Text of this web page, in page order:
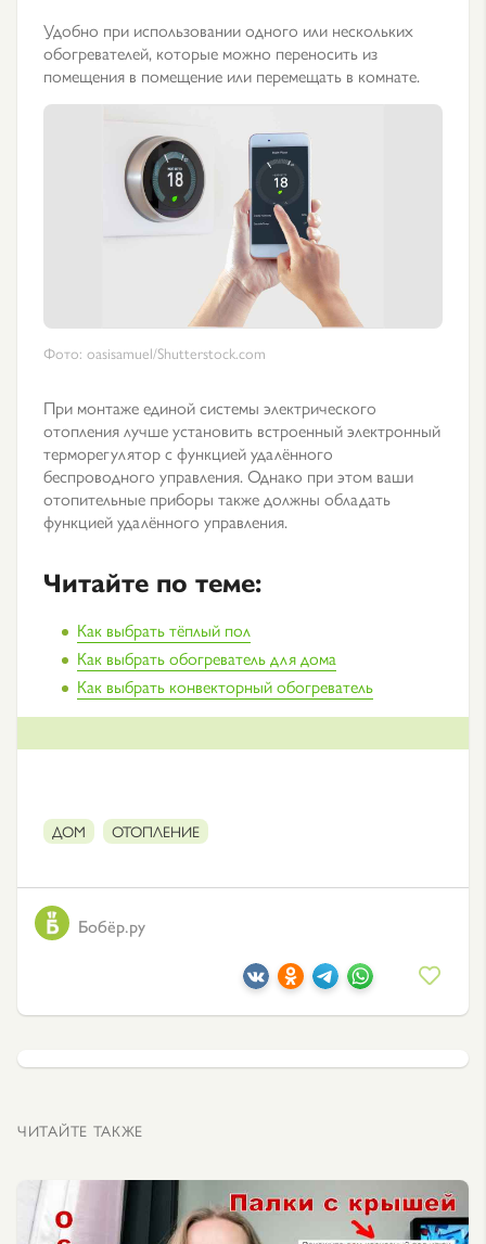
Удобно при использовании одного или нескольких
обогревателей, которые можно переносить из
помещения в помещение или перемещать в комнате.
Фото: oasisamuel/Shutterstock.com
При монтаже единой системы электрического
отопления лучше установить встроенный электронный
терморегулятор с функцией удалённого
беспроводного управления. Однако при этом ваши
отопительные приборы также должны обладать
функцией удалённого управления.
Читайте по теме:
Как выбрать тёплый пол
Как выбрать обогреватель для дома
Как выбрать конвекторный обогреватель
ДОМ ОТОПЛЕНИЕ
Бобёр.ру
ЧИТАЙТЕ ТАКЖЕ